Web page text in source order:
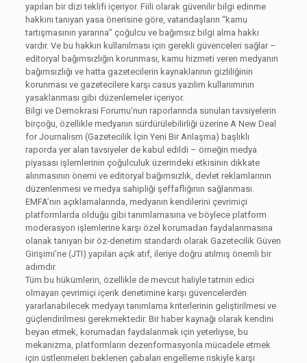
yapılan bir dizi teklifi içeriyor. Fiili olarak güvenilir bilgi edinme
hakkını tanıyan yasa önerisine göre, vatandaşların “kamu
tartışmasının yararına” çoğulcu ve bağımsız bilgi alma hakkı
vardır. Ve bu hakkın kullanılması için gerekli güvenceleri sağlar –
editoryal bağımsızlığın korunması, kamu hizmeti veren medyanın
bağımsızlığı ve hatta gazetecilerin kaynaklarının gizliliğinin
korunması ve gazetecilere karşı casus yazılım kullanımının
yasaklanması gibi düzenlemeler içeriyor.
Bilgi ve Demokrasi Forumu’nun raporlarında sunulan tavsiyelerin
birçoğu, özellikle medyanın sürdürülebilirliği üzerine A New Deal
for Journalism (Gazetecilik İçin Yeni Bir Anlaşma) başlıklı
raporda yer alan tavsiyeler de kabul edildi – örneğin medya
piyasası işlemlerinin çoğulculuk üzerindeki etkisinin dikkate
alınmasının önemi ve editoryal bağımsızlık, devlet reklamlarının
düzenlenmesi ve medya sahipliği şeffaflığının sağlanması.
EMFA’nın açıklamalarında, medyanın kendilerini çevrimiçi
platformlarda olduğu gibi tanımlamasına ve böylece platform
moderasyon işlemlerine karşı özel korumadan faydalanmasına
olanak tanıyan bir öz-denetim standardı olarak Gazetecilik Güven
Girişimi’ne (JTI) yapılan açık atıf, ileriye doğru atılmış önemli bir
adımdır.
Tüm bu hükümlerin, özellikle de mevcut haliyle tatmin edici
olmayan çevrimiçi içerik denetimine karşı güvencelerden
yararlanabilecek medyayı tanımlama kriterlerinin geliştirilmesi ve
güçlendirilmesi gerekmektedir. Bir haber kaynağı olarak kendini
beyan etmek, korumadan faydalanmak için yeterliyse, bu
mekanizma, platformların dezenformasyonla mücadele etmek
için üstlenmeleri beklenen çabaları engelleme riskiyle karşı